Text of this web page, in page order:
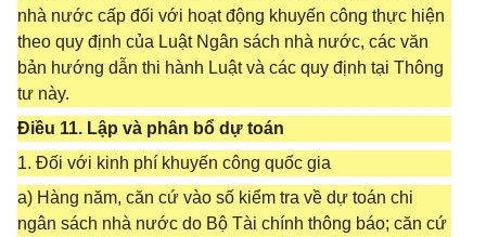
nhà nước cấp đối với hoạt động khuyến công thực hiện
theo quy định của Luật Ngân sách nhà nước, các văn
bản hướng dẫn thi hành Luật và các quy định tại Thông
tư này.
Điều 11. Lập và phân bổ dự toán
1. Đối với kinh phí khuyến công quốc gia
a) Hàng năm, căn cứ vào số kiểm tra về dự toán chi
ngân sách nhà nước do Bộ Tài chính thông báo; căn cứ